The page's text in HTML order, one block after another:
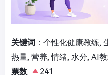
关键词 ：个性化健康教练,
热量, 营养, 情绪, 水分, AI
票数: 241